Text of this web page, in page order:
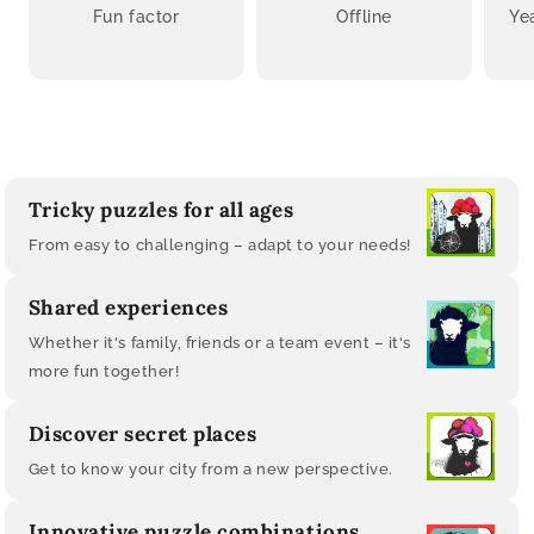
Fun factor Offline
Tricky puzzles for all ages
From easy to challenging – adapt to your needs!
Shared experiences
Whether it's family, friends or a team event – ​​it's
more fun together!
Discover secret places
Get to know your city from a new perspective.